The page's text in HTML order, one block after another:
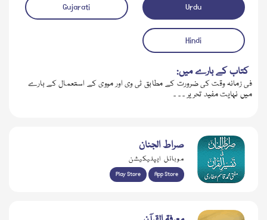
ڈاؤن لوڈ کریں
Urdu
Gujarati
Hindi
کتاب کے بارے میں:
فی زمانہ وقت کی ضرورت کے مطابق ٹی وی اور مووی کے استعمال کے بارے
میں نہایت مفید تحریر ۔ ۔ ۔
صراط الجنان
موبائل ایپلیکیشن
Play Store App Store